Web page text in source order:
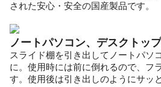
された安心・安全の国産製品です。
ノートパソコン、デスクトッ
スライド棚を引き出してノートパソ
に。使用時には前に倒れるので、フ
す。使用後は引き出しのようにサッ